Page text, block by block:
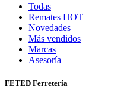
Todas
Remates HOT
Novedades
Más vendidos
Marcas
Asesoría
FETED Ferretería